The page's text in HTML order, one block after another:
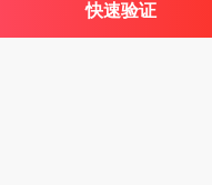
快速验证